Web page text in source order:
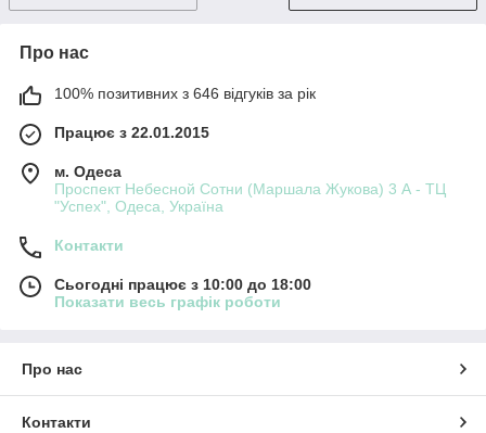
Про нас
100% позитивних з 646 відгуків за рік
Працює з 22.01.2015
м. Одеса
Проспект Небесной Сотни (Маршала Жукова) 3 А - ТЦ
"Успех", Одеса, Україна
Контакти
Сьогодні працює з 10:00 до 18:00
Показати весь графік роботи
Про нас
Контакти